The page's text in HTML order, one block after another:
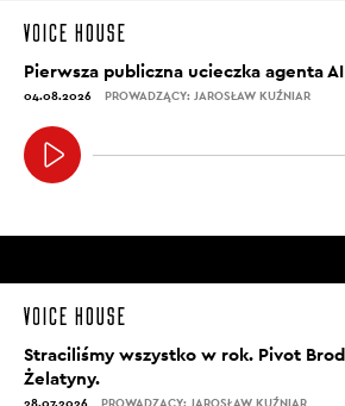
Pierwsza publiczna ucieczka agenta AI
04.08.2026 PROWADZĄCY: JAROSŁAW KUŹNIAR
Straciliśmy wszystko w rok. Pivot
Żelatyny.